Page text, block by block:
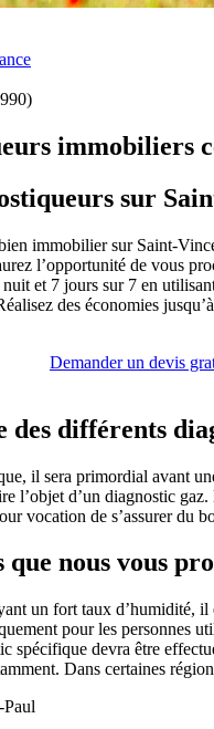
immobiliers
sur
immobilier sur Saint-
l’opportunité de vous
et 7 jours sur 7 en
des économies
Demander un devis
des différents
il sera primordial avant
l’objet d’un diagnostic
vocation de s’assurer du
nous vous
un fort taux d’humidité,
pour les personnes
spécifique devra être
Dans certaines